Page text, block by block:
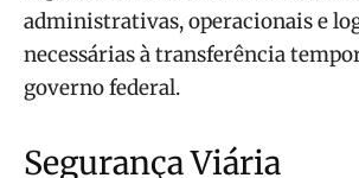
administrativas, operacionais e
necessárias à transferência
governo federal.
Segurança Viária